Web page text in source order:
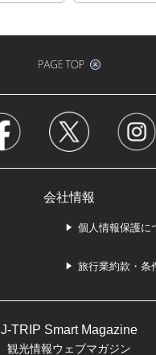
会社情報
個人情報保護に
旅行業約款・条
J-TRIP Smart Magazine
観光情報ウェブマガジン